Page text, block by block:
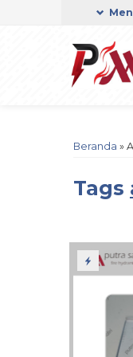
Admin
Beranda »
Tags